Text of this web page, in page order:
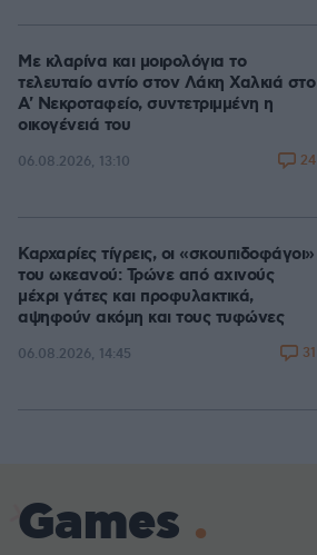
Με κλαρίνα και μοιρολόγια το
τελευταίο αντίο στον Λάκη Χαλκιά στο
A' Νεκροταφείο, συντετριμμένη η
οικογένειά του
06.08.2026, 13:10 24
Καρχαρίες τίγρεις, οι «σκουπιδοφάγοι»
του ωκεανού: Τρώνε από αχινούς
μέχρι γάτες και προφυλακτικά,
αψηφούν ακόμη και τους τυφώνες
06.08.2026, 14:45 31
Games